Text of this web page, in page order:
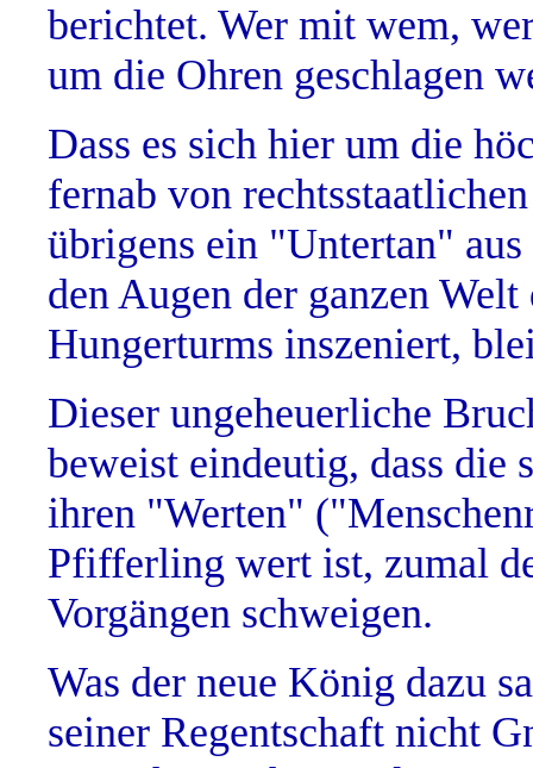
berichtet. Wer mit wem,
um die Ohren geschlagen
Dass es sich hier um die
fernab von
übrigens ein "Untertan"
den Augen der ganzen
Hungerturms inszeniert,
Dieser ungeheuerliche
beweist eindeutig, dass
ihren "Werten"
Pfifferling wert ist, zumal
Vorgängen schweigen.
Was der neue König dazu
seiner Regentschaft nicht